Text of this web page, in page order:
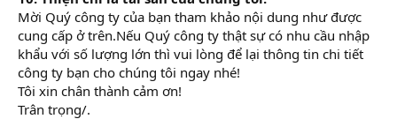
Mời Quý công ty của bạn tham khảo nội dung như được
cung cấp ở trên.Nếu Quý công ty thật sự có nhu cầu nhập
khẩu với số lượng lớn thì vui lòng để lại thông tin chi tiết
công ty bạn cho chúng tôi ngay nhé!
Tôi xin chân thành cảm ơn!
Trân trọng/.